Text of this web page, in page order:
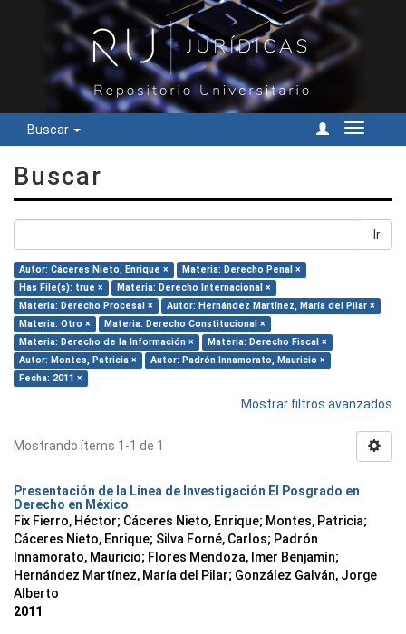
Buscar
Cambiar
Buscar
Ir
Autor: Cáceres Nieto, Enrique ×
Materia: Derecho Penal ×
Has File(s): true ×
Materia: Derecho Internacional ×
Materia: Derecho Procesal ×
Autor: Hernández Martínez, María del Pilar ×
Materia: Otro ×
Materia: Derecho Constitucional ×
Materia: Derecho de la Información ×
Materia: Derecho Fiscal ×
Autor: Montes, Patricia ×
Autor: Padrón Innamorato, Mauricio ×
Fecha: 2011 ×
Mostrar filtros avanzados
Mostrando ítems 1-1 de 1
Presentación de la Línea de Investigación El Posgrado en
Derecho en México
Fix Fierro, Héctor; Cáceres Nieto, Enrique; Montes, Patricia;
Cáceres Nieto, Enrique; Silva Forné, Carlos; Padrón
Innamorato, Mauricio; Flores Mendoza, Imer Benjamín;
Hernández Martínez, María del Pilar; González Galván, Jorge
Alberto
2011